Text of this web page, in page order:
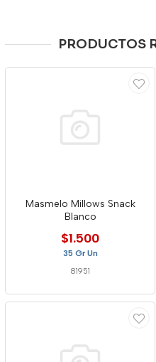
PRODUCTOS
Masmelo Millows Snack
Blanco
$1.500
35 Gr Un
81951